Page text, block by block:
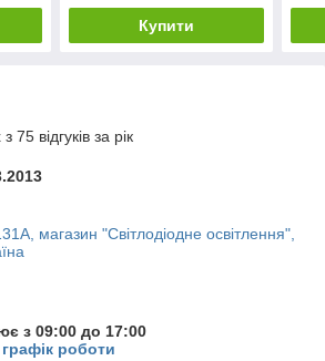
Купити
75 відгуків за рік
магазин "Світлодіодне освітлення",
з 09:00 до 17:00
роботи